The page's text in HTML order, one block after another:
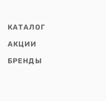
КАТАЛОГ
АКЦИИ
БРЕНДЫ